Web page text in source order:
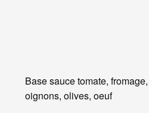
Base sauce tomate,
oignons, olives, oeuf